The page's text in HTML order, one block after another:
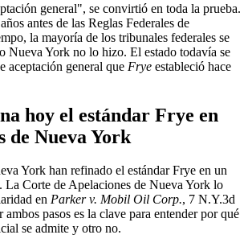
general", se convirtió en toda la prueba.
antes de las Reglas Federales de
la mayoría de los tribunales federales se
Nueva York no lo hizo. El estado todavía se
aceptación general que Frye estableció hace
hoy el estándar Frye en
de Nueva York
York han refinado el estándar Frye en un
La Corte de Apelaciones de Nueva York lo
en Parker v. Mobil Oil Corp., 7 N.Y.3d
pasos es la clave para entender por qué
se admite y otro no.